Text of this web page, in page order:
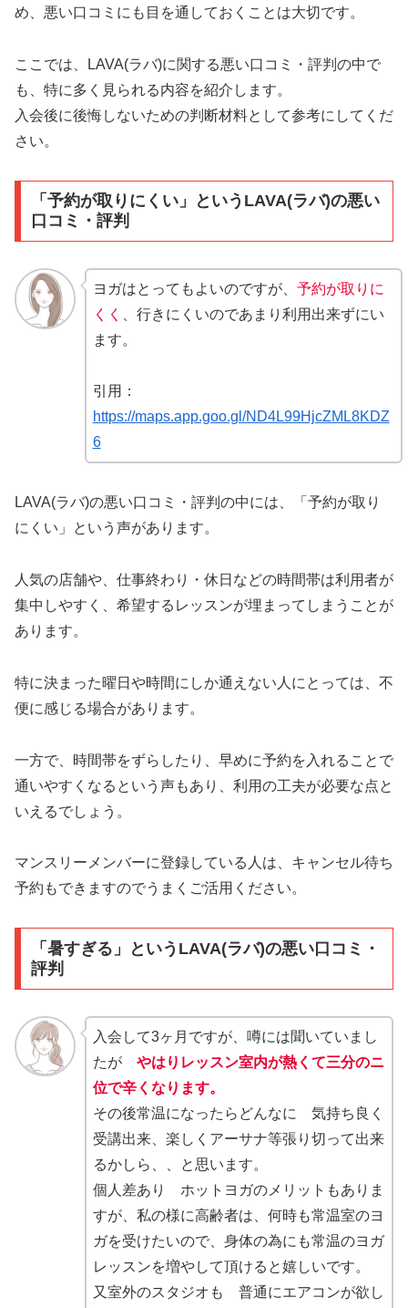
め、悪い口コミにも目を通しておくことは大切です。
ここでは、LAVA(ラバ)に関する悪い口コミ・評判の中で
も、特に多く見られる内容を紹介します。
入会後に後悔しないための判断材料として参考にしてくだ
さい。
「予約が取りにくい」というLAVA(ラバ)の悪い
口コミ・評判
ヨガはとってもよいのですが、 予約が取りに
くく 、行きにくいのであまり利用出来ずにい
ます。
引用：
https://maps.app.goo.gl/ND4L99HjcZML8KDZ
6
LAVA(ラバ)の悪い口コミ・評判の中には、「予約が取り
にくい」という声があります。
人気の店舗や、仕事終わり・休日などの時間帯は利用者が
集中しやすく、希望するレッスンが埋まってしまうことが
あります。
特に決まった曜日や時間にしか通えない人にとっては、不
便に感じる場合があります。
一方で、時間帯をずらしたり、早めに予約を入れることで
通いやすくなるという声もあり、利用の工夫が必要な点と
いえるでしょう。
マンスリーメンバーに登録している人は、キャンセル待ち
予約もできますのでうまくご活用ください。
「暑すぎる」というLAVA(ラバ)の悪い口コミ・
評判
入会して3ヶ月ですが、噂には聞いていまし
たが やはりレッスン室内が熱くて三分のニ
位で辛くなります。
その後常温になったらどんなに 気持ち良く
受講出来、楽しくアーサナ等張り切って出来
るかしら、、と思います。
個人差あり ホットヨガのメリットもありま
すが、私の様に高齢者は、何時も常温室のヨ
ガを受けたいので、身体の為にも常温のヨガ
レッスンを増やして頂けると嬉しいです。
又室外のスタジオも 普通にエアコンが欲し